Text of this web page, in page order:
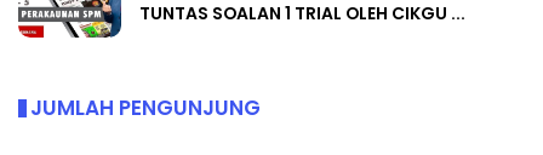
TUNTAS SOALAN 1 TRIAL OLEH CIKGU ...
JUMLAH PENGUNJUNG